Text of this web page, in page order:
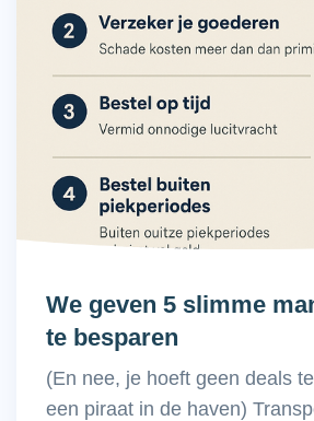
We geven 5 slimme
te besparen
(En nee, je hoeft geen deals
een piraat in de haven)